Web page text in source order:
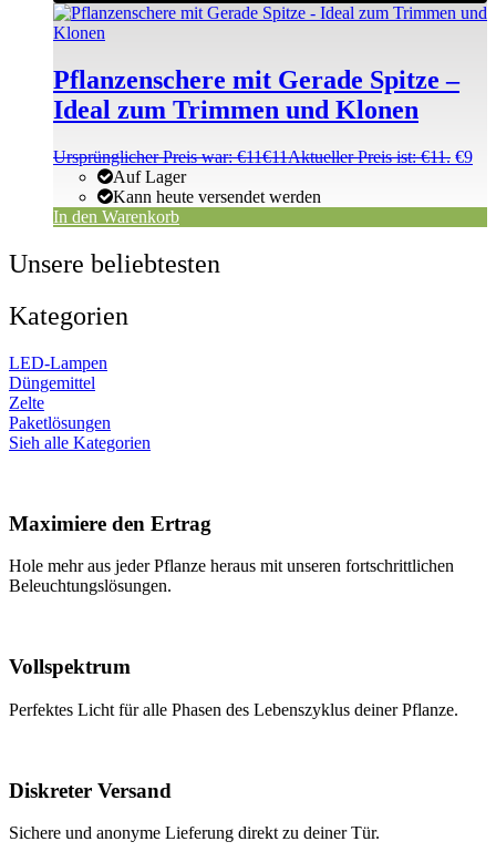
Pflanzenschere mit Gerade Spitze –
Ideal zum Trimmen und Klonen
Ursprünglicher Preis war: €11€11Aktueller Preis ist: €11. €9
Auf Lager
Kann heute versendet werden
In den Warenkorb
Unsere beliebtesten
Kategorien
LED-Lampen
Düngemittel
Zelte
Paketlösungen
Sieh alle Kategorien
Maximiere den Ertrag
Hole mehr aus jeder Pflanze heraus mit unseren fortschrittlichen
Beleuchtungslösungen.
Vollspektrum
Perfektes Licht für alle Phasen des Lebenszyklus deiner Pflanze.
Diskreter Versand
Sichere und anonyme Lieferung direkt zu deiner Tür.